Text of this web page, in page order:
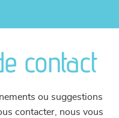
contact
ou suggestions
contacter, nous vous